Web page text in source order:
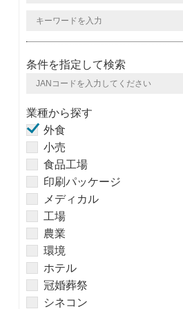
条件を指定して検索
業種から探す
外食
小売
食品工場
印刷パッケージ
メディカル
工場
農業
環境
ホテル
冠婚葬祭
シネコン